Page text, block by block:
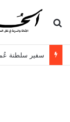
بحث عن